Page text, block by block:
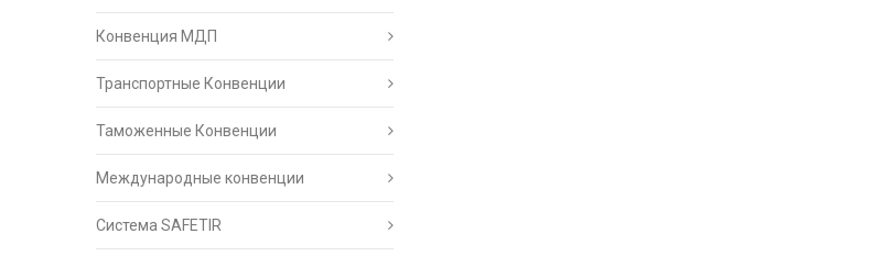
Конвенция МДП
Транспортные Конвенции
Таможенные Конвенции
Международные конвенции
Система SAFETIR